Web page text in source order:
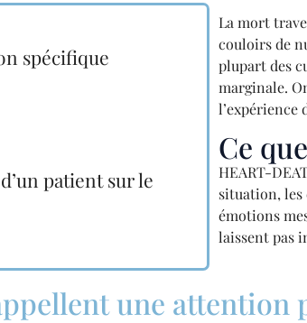
spécifique
patient sur le
La mort
couloirs de
plupart des
marginale.
l’expérience
Ce
HEART-
situation, les
émotions
laissent pas
une attention